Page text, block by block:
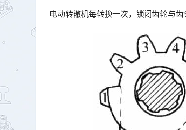
电动转辙机每转换一次，锁闭齿轮与